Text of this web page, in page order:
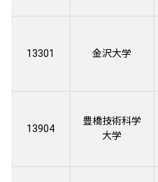
13301 金沢大学
13904
豊橋技術科学
大学